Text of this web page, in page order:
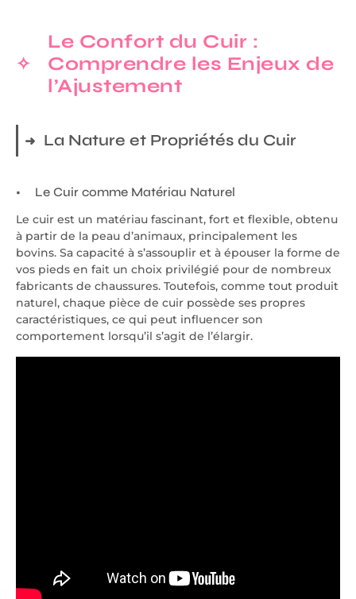
Le Confort du Cuir :
Comprendre les Enjeux de
l’Ajustement
La Nature et Propriétés du Cuir
Le Cuir comme Matériau Naturel
Le cuir est un matériau fascinant, fort et flexible, obtenu
à partir de la peau d’animaux, principalement les
bovins. Sa capacité à s’assouplir et à épouser la forme de
vos pieds en fait un choix privilégié pour de nombreux
fabricants de chaussures. Toutefois, comme tout produit
naturel, chaque pièce de cuir possède ses propres
caractéristiques, ce qui peut influencer son
comportement lorsqu’il s’agit de l’élargir.